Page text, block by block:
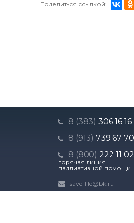
Поделиться ссылкой:
8 (383) 306 16 16
8 (913) 739 67 70
8 (800) 222 11 02
горячая линия
паллиативной помощи
save-life@bk.ru